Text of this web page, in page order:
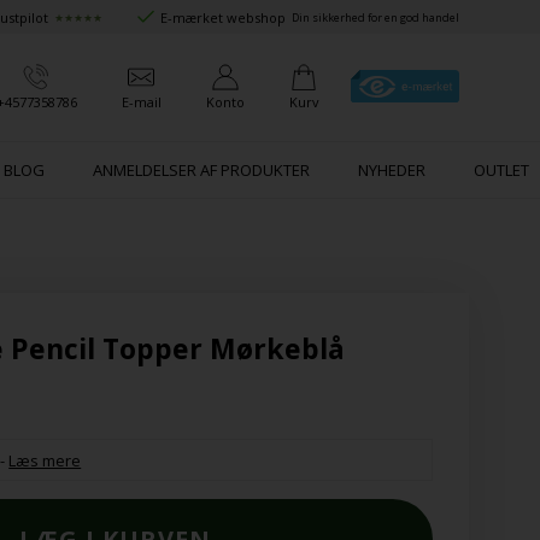
★★★★★ E-mærket webshop Din sikkerhed for en god handel
E-mail Konto Kurv
BLOG ANMELDELSER AF PRODUKTER NYHEDER OUTLET
Pencil Topper Mørkeblå
Læs mere